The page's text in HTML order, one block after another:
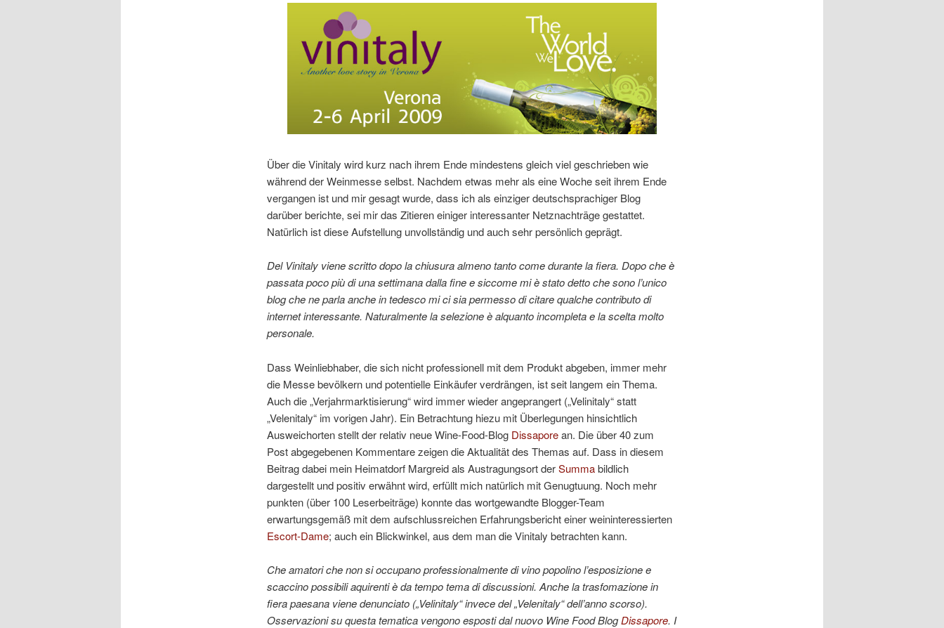
Über die Vinitaly wird kurz nach ihrem Ende mindestens gleich viel geschrieben wie
während der Weinmesse selbst. Nachdem etwas mehr als eine Woche seit ihrem Ende
vergangen ist und mir gesagt wurde, dass ich als einziger deutschsprachiger Blog
darüber berichte, sei mir das Zitieren einiger interessanter Netznachträge gestattet.
Natürlich ist diese Aufstellung unvollständig und auch sehr persönlich geprägt.
Del Vinitaly viene scritto dopo la chiusura almeno tanto come durante la fiera. Dopo che è
passata poco più di una settimana dalla fine e siccome mi è stato detto che sono l’unico
blog che ne parla anche in tedesco mi ci sia permesso di citare qualche contributo di
internet interessante. Naturalmente la selezione è alquanto incompleta e la scelta molto
personale.
Dass Weinliebhaber, die sich nicht professionell mit dem Produkt abgeben, immer mehr
die Messe bevölkern und potentielle Einkäufer verdrängen, ist seit langem ein Thema.
Auch die „Verjahrmarktisierung“ wird immer wieder angeprangert („Velinitaly“ statt
„Velenitaly“ im vorigen Jahr). Ein Betrachtung hiezu mit Überlegungen hinsichtlich
Ausweichorten stellt der relativ neue Wine-Food-Blog Dissaporean. Die über 40 zum
Post abgegebenen Kommentare zeigen die Aktualität des Themas auf. Dass in diesem
Beitrag dabei mein Heimatdorf Margreid als Austragungsort derSummabildlich
dargestellt und positiv erwähnt wird, erfüllt mich natürlich mit Genugtuung. Noch mehr
punkten (über 100 Leserbeiträge) konnte das wortgewandte Blogger-Team
erwartungsgemäß mit dem aufschlussreichen Erfahrungsbericht einer weininteressierten
Escort-Dame; auch ein Blickwinkel, aus dem man die Vinitaly betrachten kann.
Che amatori che non si occupano professionalmente di vino popolino l’esposizione e
scaccino possibili aquirenti è da tempo tema di discussioni. Anche la trasfomazione in
fiera paesana viene denunciato („Velinitaly“ invece del „Velenitaly“ dell’anno scorso).
Osservazioni su questa tematica vengono esposti dal nuovo Wine Food BlogDissapore. I